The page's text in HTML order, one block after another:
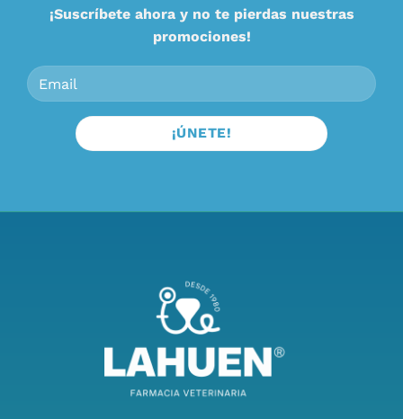
¡Suscríbete ahora y no te pierdas nuestras
promociones!